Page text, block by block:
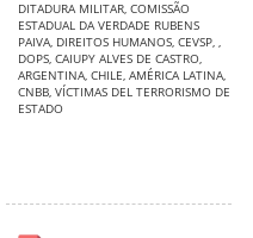
DITADURA MILITAR, COMISSÃO
ESTADUAL DA VERDADE RUBENS
PAIVA, DIREITOS HUMANOS, CEVSP, ,
DOPS, CAIUPY ALVES DE CASTRO,
ARGENTINA, CHILE, AMÉRICA LATINA,
CNBB, VÍCTIMAS DEL TERRORISMO DE
ESTADO